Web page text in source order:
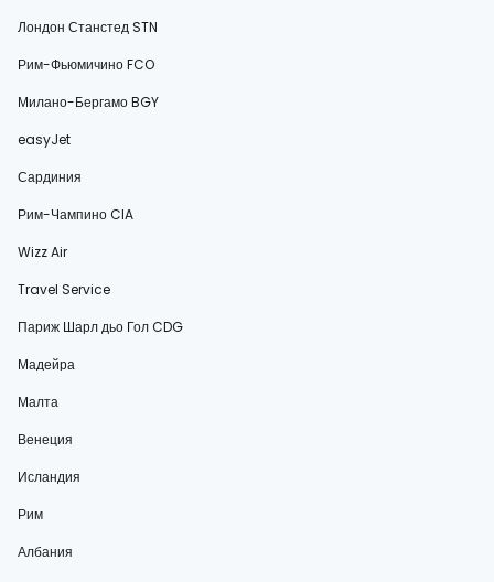
Лондон Станстед STN
Рим-Фьюмичино FCO
Милано-Бергамо BGY
easyJet
Сардиния
Рим-Чампино CIA
Wizz Air
Travel Service
Париж Шарл дьо Гол CDG
Мадейра
Малта
Венеция
Исландия
Рим
Албания